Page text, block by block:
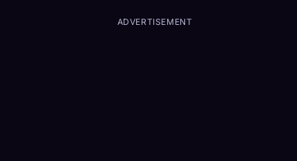
ADVERTISEMENT